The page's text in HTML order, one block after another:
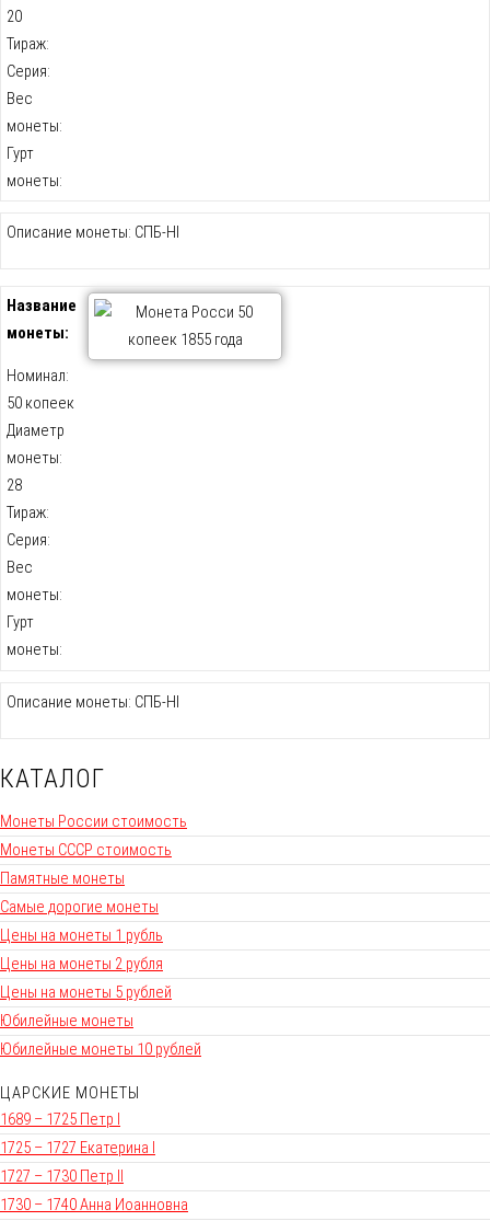
20
Тираж:
Серия:
Вес
монеты:
Гурт
монеты:
Описание монеты: СПБ-HI
Название
монеты:
Номинал:
50 копеек
Диаметр
монеты:
28
Тираж:
Серия:
Вес
монеты:
Гурт
монеты:
Описание монеты: СПБ-НI
КАТАЛОГ
Монеты России стоимость
Монеты СССР стоимость
Памятные монеты
Самые дорогие монеты
Цены на монеты 1 рубль
Цены на монеты 2 рубля
Цены на монеты 5 рублей
Юбилейные монеты
Юбилейные монеты 10 рублей
ЦАРСКИЕ МОНЕТЫ
1689 – 1725 Петр I
1725 – 1727 Екатерина I
1727 – 1730 Петр II
1730 – 1740 Анна Иоанновна